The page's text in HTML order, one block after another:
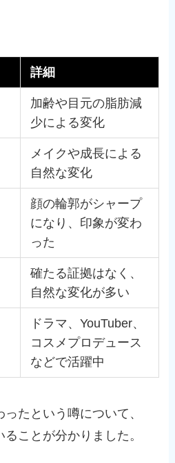
詳細
加齢や目元の脂肪減
少による変化
メイクや成長による
自然な変化
顔の輪郭がシャープ
になり、印象が変わ
った
確たる証拠はなく、
自然な変化が多い
ドラマ、YouTuber、
コスメプロデュース
などで活躍中
たという噂について、
ことが分かりました。